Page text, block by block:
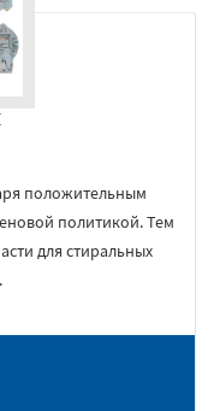
положительным
политикой. Тем
для стиральных